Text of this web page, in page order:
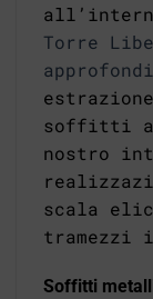
Torre
soffitti
nostro
scala
tramezzi
Soffitti